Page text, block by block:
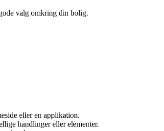
valg omkring din bolig.
eller en applikation.
handlinger eller elementer.